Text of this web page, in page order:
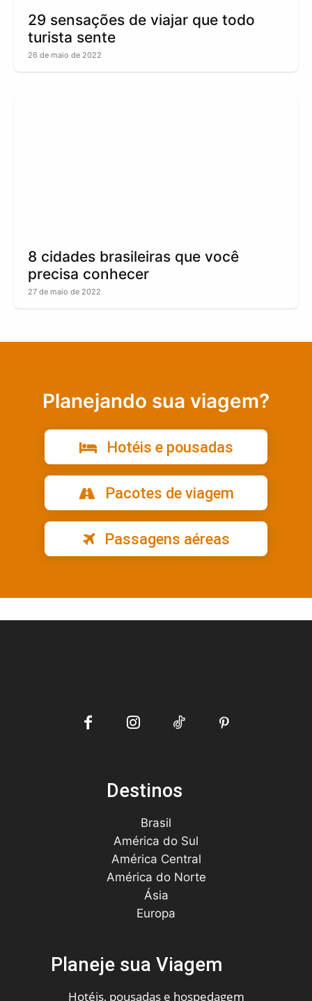
29 sensações de viajar que todo
turista sente
26 de maio de 2022
8 cidades brasileiras que você
precisa conhecer
27 de maio de 2022
Planejando sua viagem?
Hotéis e pousadas
Pacotes de viagem
Passagens aéreas
Destinos
Brasil
América do Sul
América Central
América do Norte
Ásia
Europa
Planeje sua Viagem
Hotéis, pousadas e hospedagem